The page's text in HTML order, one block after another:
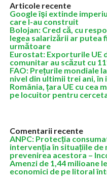
Articole recente
Google îşi extinde
care l-au construit
Bolojan: Cred că, cu
legea salarizării ar putea
următoare
Eurostat: Exporturile UE
comunitar au scăzut cu
FAO: Prețurile mondiale
nivel din ultimii trei ani, în
România, țara UE cu cea
pe locuitor pentru
Comentarii recente
ANPC: Protecția
intervenția în situațiile
prevenirea acestora –
Amenzi de 1,44 milioane
economici de pe litoral